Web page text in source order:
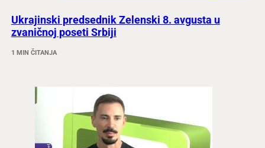
Ukrajinski predsednik Zelenski 8. avgusta u
zvaničnoj poseti Srbiji
1 MIN ČITANJA